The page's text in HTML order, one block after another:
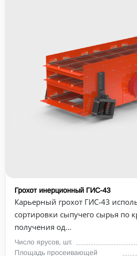
Грохот инерционный ГИС-43
Карьерный грохот ГИС-43
сортировки сыпучего сырья по
получения од...
Число ярусов, шт.
Площадь просеивающей